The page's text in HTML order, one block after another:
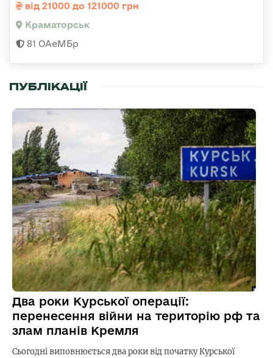
від 21000 до 121000 грн
Краматорськ
81 ОАеМБр
ПУБЛІКАЦІЇ
Два роки Курської операції:
перенесення війни на територію рф та
злам планів Кремля
Сьогодні виповнюється два роки від початку Курської